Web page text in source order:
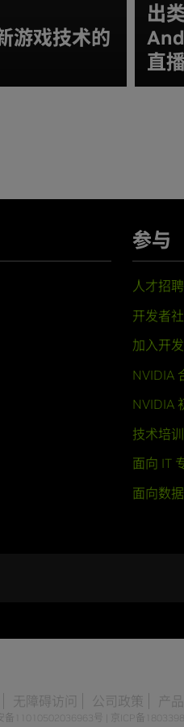
游戏技术的
出
直
参与
人才招聘
开发者
加入开
NVIDIA
NVIDIA
技术培训
面向 IT
面向数
无障碍访问 公司政策 产
备11010502036963号 京ICP备